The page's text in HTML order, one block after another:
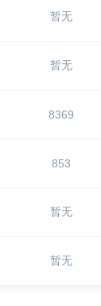
暂无
暂无
8369
853
暂无
暂无